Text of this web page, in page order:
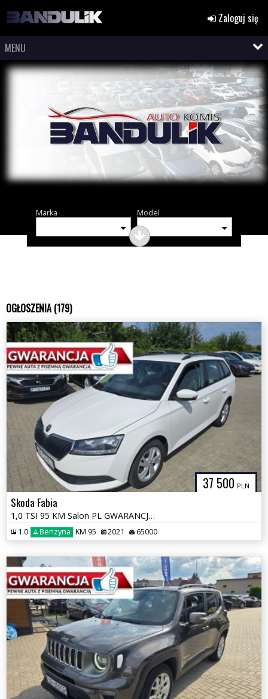
Zaloguj się
MENU
Marka Model
OGŁOSZENIA (179)
37 500 PLN
Skoda Fabia
1,0 TSI 95 KM Salon PL GWARANCJA Zamiana
1.0 Benzyna KM 95 2021 65000